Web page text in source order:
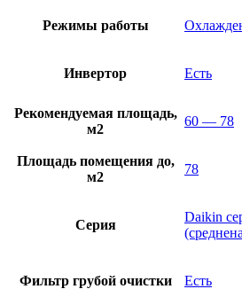
Режимы работы
Инвертор Есть
Рекомендуемая площадь,
м2
60 — 78
Площадь помещения до,
м2
78
Серия
Daikin
Фильтр грубой очистки Есть